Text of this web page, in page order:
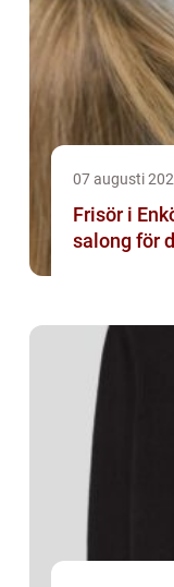
07 augusti
Frisör i
salong för